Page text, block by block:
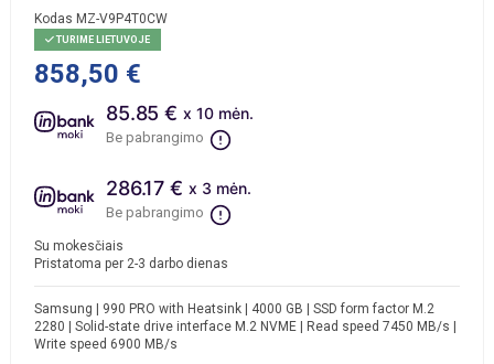
Kodas MZ-V9P4T0CW
TURIME LIETUVOJE
858,50 €
85.85 € x 10 mėn.
Be pabrangimo
286.17 € x 3 mėn.
Be pabrangimo
Su mokesčiais
Pristatoma per 2-3 darbo dienas
Samsung | 990 PRO with Heatsink | 4000 GB | SSD form factor M.2
2280 | Solid-state drive interface M.2 NVME | Read speed 7450 MB/s |
Write speed 6900 MB/s